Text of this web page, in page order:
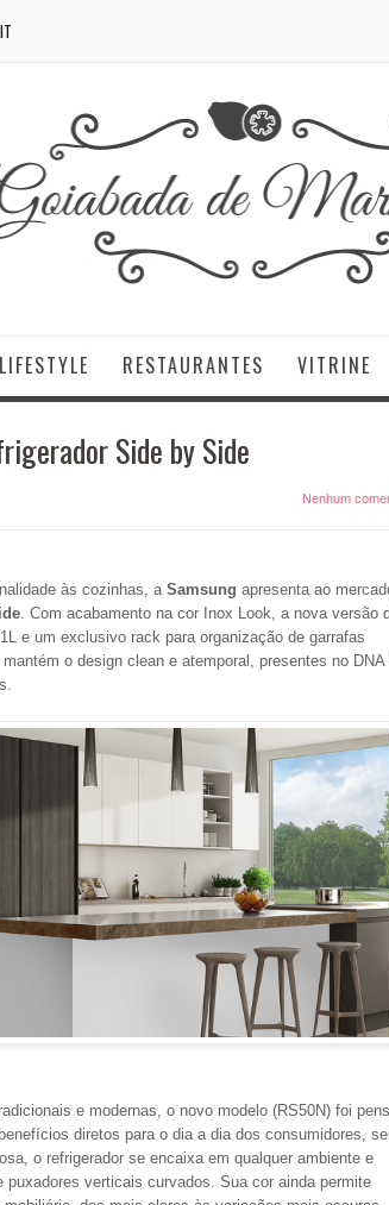
LIFESTYLE RESTAURANTES VITRINE
Side by Side
Nenhum
às cozinhas, aSamsung apresenta ao
. Com acabamento na cor Inox Look, a nova versão
e um exclusivo rack para organização de garrafas
o design clean e atemporal, presentes no DNA
e modernas, o novo modelo (RS50N) foi
diretos para o dia a dia dos consumidores,
o refrigerador se encaixa em qualquer ambiente e
verticais curvados. Sua cor ainda permite